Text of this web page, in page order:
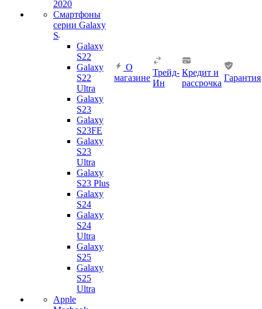
2020
Смартфоны
серии Galaxy
S
Galaxy
S22
Galaxy
S22
Ultra
Galaxy
S23
Galaxy
S23FE
Galaxy
S23
Ultra
Galaxy
S23 Plus
Galaxy
S24
Galaxy
S24
Ultra
Galaxy
S25
Galaxy
S25
Ultra
Apple
О
магазине
Трейд-
Ин
Кредит и
рассрочка
Гарантия